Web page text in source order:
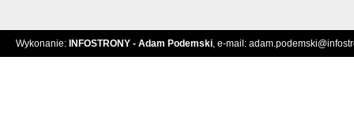
Wykonanie: INFOSTRONY - Adam Podemski, e-mail: